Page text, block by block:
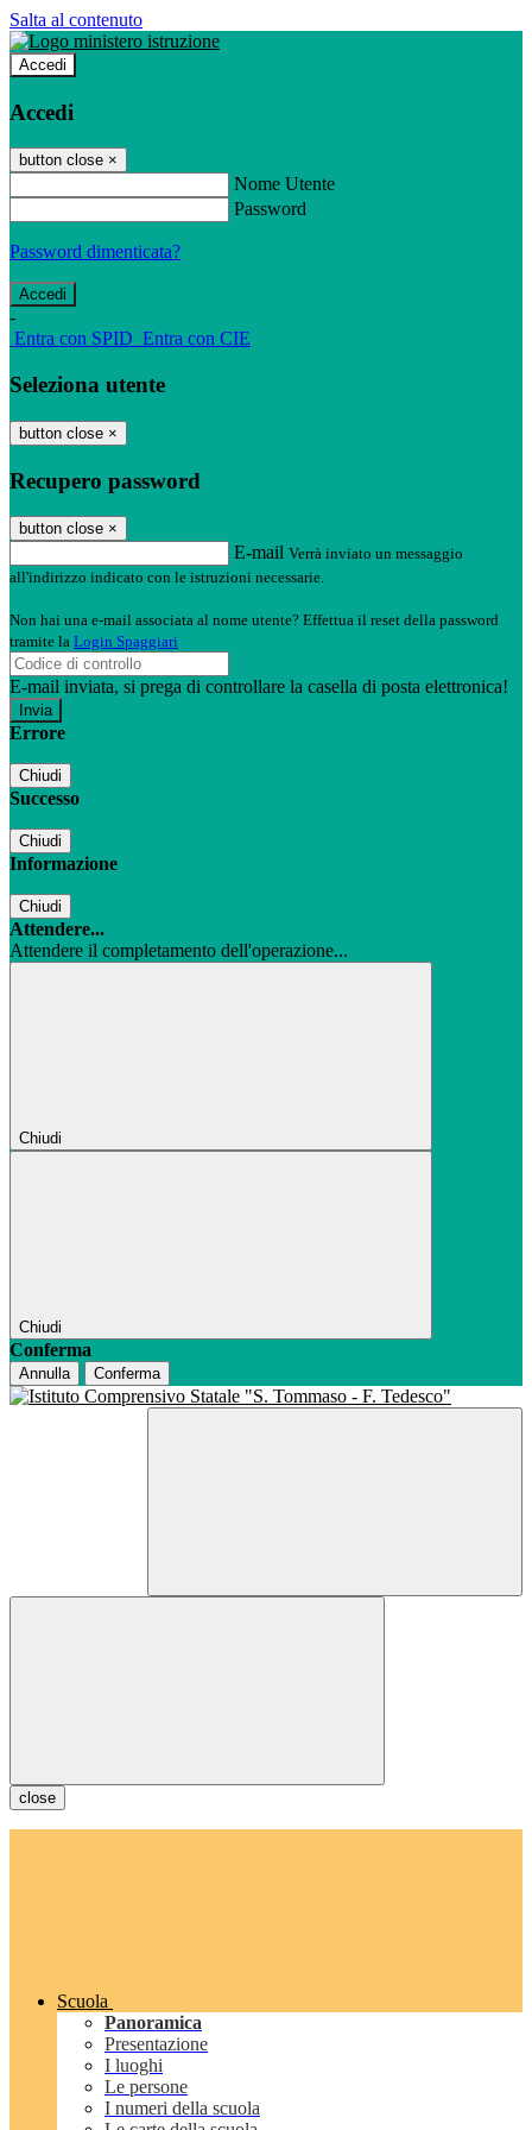
Salta al contenuto
Accedi
Accedi
button close ×
Nome Utente
Password
Password dimenticata?
-
Entra con SPID Entra con CIE
Seleziona utente
button close ×
Recupero password
button close ×
E-mail Verrà inviato un messaggio
all'indirizzo indicato con le istruzioni necessarie.
Non hai una e-mail associata al nome utente? Effettua il reset della password
tramite la Login Spaggiari
E-mail inviata, si prega di controllare la casella di posta elettronica!
Errore
Chiudi
Successo
Chiudi
Informazione
Chiudi
Attendere...
Attendere il completamento dell'operazione...
Chiudi
Chiudi
Conferma
Annulla Conferma
close
Scuola
Panoramica
Presentazione
I luoghi
Le persone
I numeri della scuola